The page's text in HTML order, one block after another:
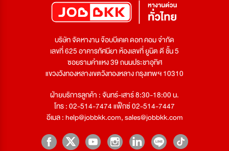
บริษัท จัดหางาน จ๊อบบีเคเค ดอท คอม จำกัด
เลขที่ 625 อาคารทัศนียา ห้องเลขที่ ยูนิต ดี ชั้น 5
ซอยรามคำแหง 39 ถนนประชาอุทิศ
แขวงวังทองหลางเขตวังทองหลาง กรุงเทพฯ 10310
ฝ่ายบริการลูกค้า : จันทร์-เสาร์ 8:30-18:00 น.
โทร : 02-514-7474 แฟ็กซ์ 02-514-7447
อีเมล :help@jobbkk.com,sales@jobbkk.com